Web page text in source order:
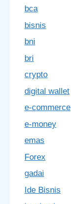
bca
bisnis
bni
bri
crypto
digital wallet
e-commerce
e-money
emas
Forex
gadai
Ide Bisnis